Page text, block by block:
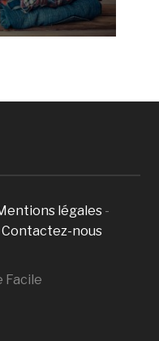
légales -
Contactez-nous
Facile